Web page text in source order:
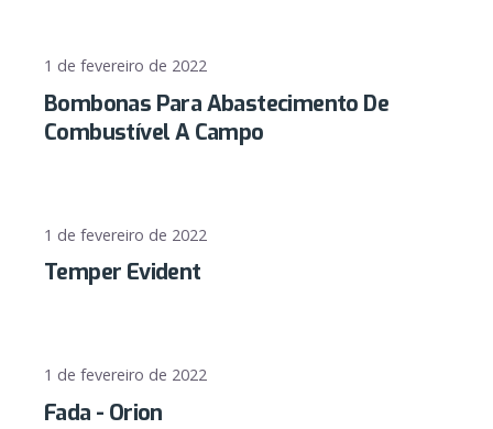
1 de fevereiro de 2022
Bombonas Para Abastecimento De
Combustível A Campo
1 de fevereiro de 2022
Temper Evident
1 de fevereiro de 2022
Fada - Orion